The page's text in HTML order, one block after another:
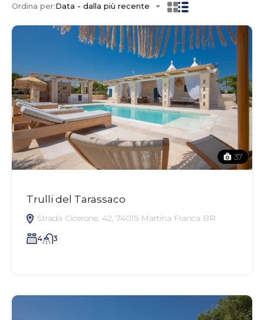
Ordina per:Data - dalla più recente
37
Trulli del Tarassaco
Strada Cicerone, 42, 74015 Martina Franca BR
4 3